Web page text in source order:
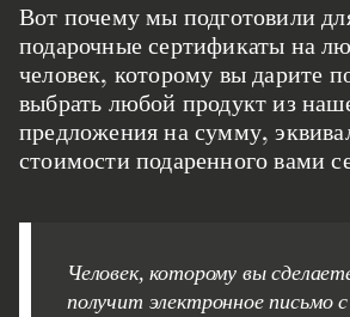
Вот почему мы подготовили
подарочные сертификаты на
человек, которому вы дарите
выбрать любой продукт из
предложения на сумму,
стоимости подаренного вами
Человек, которому вы сделаете подарок,
получит электронное письмо